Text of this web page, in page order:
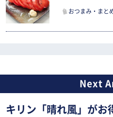
おつまみ・まと
キリン「晴れ風」がお